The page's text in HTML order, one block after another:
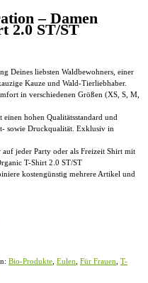
– Damen
2.0 ST/ST
Deines liebsten Waldbewohners, einer
Kauze und Wald-Tierliebhaber.
in verschiedenen Größen (XS, S, M,
hohen Qualitätsstandard und
sowie Druckqualität. Exklusiv in
jeder Party oder als Freizeit Shirt mit
T-Shirt 2.0 ST/ST
kostengünstig mehrere Artikel und
Bio-Produkte Eulen Für Frauen T-